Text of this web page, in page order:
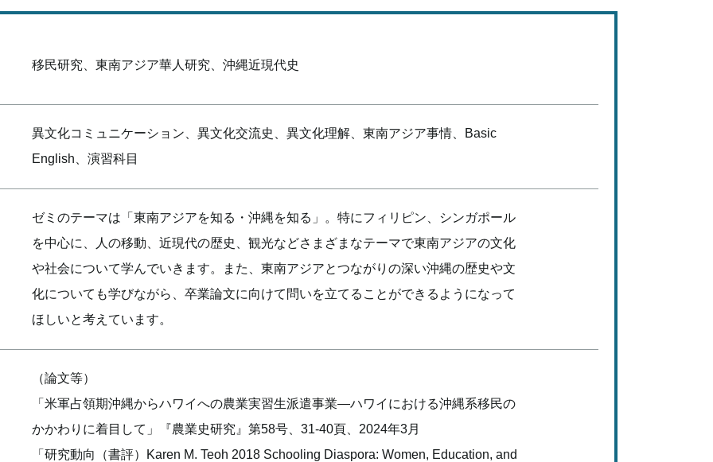
移民研究、東南アジア華人研究、沖縄近現代史
異文化コミュニケーション、異文化交流史、異文化理解、東南アジア事情、Basic
English、演習科目
ゼミのテーマは「東南アジアを知る・沖縄を知る」。特にフィリピン、シンガポール
を中心に、人の移動、近現代の歴史、観光などさまざまなテーマで東南アジアの文化
や社会について学んでいきます。また、東南アジアとつながりの深い沖縄の歴史や文
化についても学びながら、卒業論文に向けて問いを立てることができるようになって
ほしいと考えています。
（論文等）
「米軍占領期沖縄からハワイへの農業実習生派遣事業―ハワイにおける沖縄系移民の
かかわりに着目して」『農業史研究』第58号、31-40頁、2024年3月
「研究動向（書評）Karen M. Teoh 2018 Schooling Diaspora: Women, Education, and